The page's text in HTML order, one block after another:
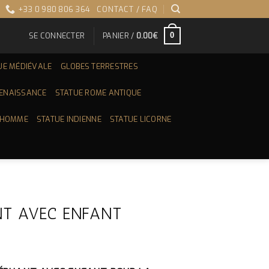
+33 0 980 806 364 CONTACT / FAQ
SE CONNECTER PANIER / 0.00€ 0
MÉDIÉVALE GLOBES TERRESTRES
STATUE ROME ANTIQUE
STATUE INDIENNE STATUE LICORNE
AVEC ENFANT